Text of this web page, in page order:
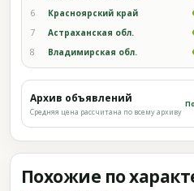
6 Красноярский край
7 Астраханская обл.
8 Владимирская обл.
Архив объявлений
Средняя цена рассчитана по всему архиву
Похожие по